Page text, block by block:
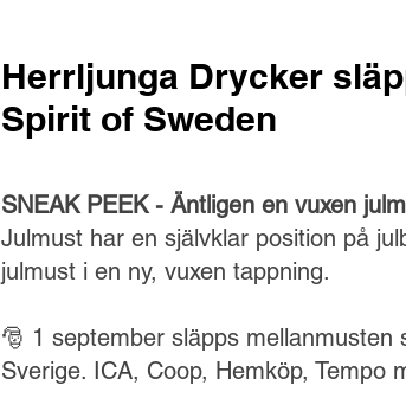
Herrljunga Drycker
Spirit of Sweden
SNEAK PEEK - Äntligen en vuxen
Julmust har en självklar position på
julmust i en ny, vuxen tappning.
🎅 1 september släpps
Sverige. ICA, Coop, Hemköp, Tempo